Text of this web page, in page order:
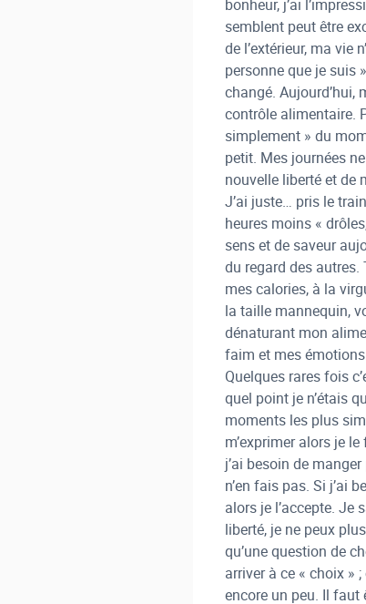
bonheur, j’ai
semblent peut être
de l’extérieur, ma vie
personne que je suis
changé. Aujourd’hui,
contrôle alimentaire.
simplement » du
petit. Mes journées
nouvelle liberté et de
J’ai juste… pris le
heures moins «
sens et de saveur
du regard des autres.
mes calories, à la
la taille mannequin,
dénaturant mon
faim et mes
Quelques rares fois
quel point je n’étais
moments les plus
m’exprimer alors je
j’ai besoin de
n’en fais pas. Si j’ai
alors je l’accepte. Je
liberté, je ne peux
qu’une question de
arriver à ce « choix »
encore un peu. Il faut